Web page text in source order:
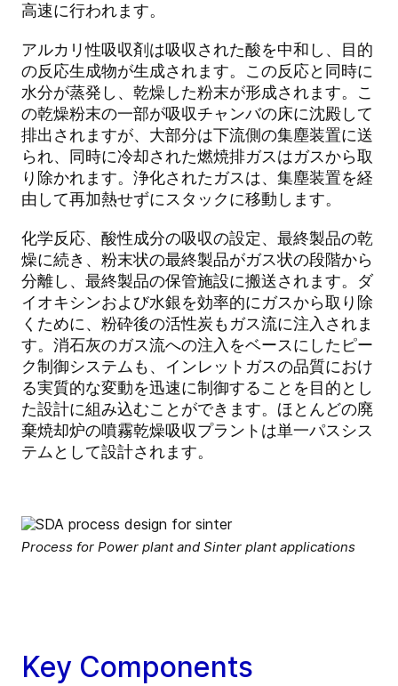
高速に行われます。
アルカリ性吸収剤は吸収された酸を中和し、目的
の反応生成物が生成されます。この反応と同時に
水分が蒸発し、乾燥した粉末が形成されます。こ
の乾燥粉末の一部が吸収チャンバの床に沈殿して
排出されますが、大部分は下流側の集塵装置に送
られ、同時に冷却された燃焼排ガスはガスから取
り除かれます。浄化されたガスは、集塵装置を経
由して再加熱せずにスタックに移動します。
化学反応、酸性成分の吸収の設定、最終製品の乾
燥に続き、粉末状の最終製品がガス状の段階から
分離し、最終製品の保管施設に搬送されます。ダ
イオキシンおよび水銀を効率的にガスから取り除
くために、粉砕後の活性炭もガス流に注入されま
す。消石灰のガス流への注入をベースにしたピー
ク制御システムも、インレットガスの品質におけ
る実質的な変動を迅速に制御することを目的とし
た設計に組み込むことができます。ほとんどの廃
棄焼却炉の噴霧乾燥吸収プラントは単一パスシス
テムとして設計されます。
Process for Power plant and Sinter plant applications
Key Components